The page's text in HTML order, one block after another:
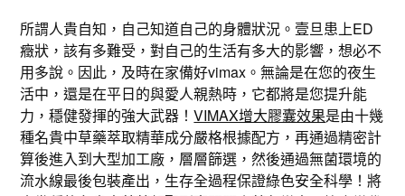
所謂人貴自知，自己知道自己的身體狀況。壹旦患上ED
癥狀，該有多難受，對自己的生活有多大的影響，想必不
用多說。因此，及時在家備好vimax。無論是在您的夜生
活中，還是在平日的與愛人親熱時，它都將是您提升能
力，穩健發揮的強大武器！VIMAX增大膠囊效果是由十幾
種名貴中草藥萃取精華成分嚴格根據配方，再通過精密計
算後進入到大型加工廠，層層篩選，然後通過無菌環境的
流水線最後包裝產出，生存全過程保證綠色安全科學！將